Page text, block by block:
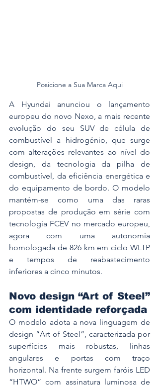
Posicione a Sua Marca Aqui
A Hyundai anunciou o lançamento
europeu do novo Nexo, a mais recente
evolução do seu SUV de célula de
combustível a hidrogénio, que surge
com alterações relevantes ao nível do
design, da tecnologia da pilha de
combustível, da eficiência energética e
do equipamento de bordo. O modelo
mantém-se como uma das raras
propostas de produção em série com
tecnologia FCEV no mercado europeu,
agora com uma autonomia
homologada de 826 km em ciclo WLTP
e tempos de reabastecimento
inferiores a cinco minutos.
Novo design “Art of Steel”
com identidade reforçada
O modelo adota a nova linguagem de
design “Art of Steel”, caracterizada por
superfícies mais robustas, linhas
angulares e portas com traço
horizontal. Na frente surgem faróis LED
“HTWO” com assinatura luminosa de